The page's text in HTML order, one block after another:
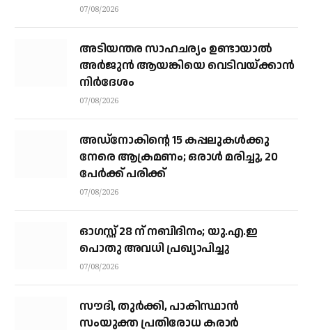
07/08/2026
അടിയന്തര സാഹചര്യം ഉണ്ടായാല്‍
അര്‍ജുന്‍ ആയങ്കിയെ വെടിവയ്ക്കാന്‍
നിര്‍ദേശം
07/08/2026
അഡ്നോകിന്റെ 15 കപ്പലുകള്‍ക്കു
നേരെ ആക്രമണം; ഒരാള്‍ മരിച്ചു, 20
പേര്‍ക്ക് പരിക്ക്
07/08/2026
ഓഗസ്റ്റ് 28 ന് നബിദിനം; യു.എ.ഇ
പൊതു അവധി പ്രഖ്യാപിച്ചു
07/08/2026
സൗദി, തുര്‍ക്കി, പാകിസ്ഥാന്‍
സംയുക്ത പ്രതിരോധ കരാര്‍